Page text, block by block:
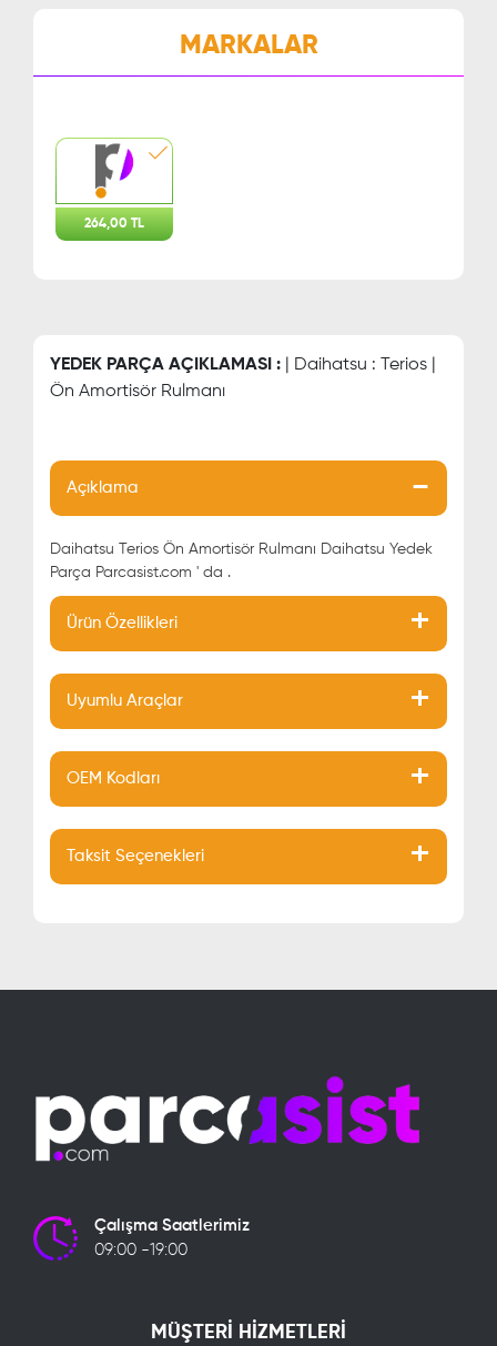
MARKALAR
264,00 TL
YEDEK PARÇA AÇIKLAMASI : | Daihatsu : Terios |
Ön Amortisör Rulmanı
Açıklama
Daihatsu Terios Ön Amortisör Rulmanı Daihatsu Yedek
Parça Parcasist.com ' da .
Ürün Özellikleri
Uyumlu Araçlar
OEM Kodları
Taksit Seçenekleri
Çalışma Saatlerimiz
09:00 -19:00
MÜŞTERİ HİZMETLERİ